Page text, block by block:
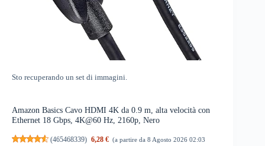
Sto recuperando un set di immagini.
Amazon Basics Cavo HDMI 4K da 0.9 m, alta velocità con
Ethernet 18 Gbps, 4K@60 Hz, 2160p, Nero
(465468339) 6,28 € (a partire da 8 Agosto 2026 02:03